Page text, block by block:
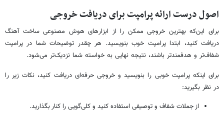
اصول درست ارائه پرامپت برای دریافت خروجی
برای این‌که بهترین خروجی ممکن را از ابزارهای هوش مصنوعی ساخت آهنگ
دریافت کنید، ابتدا پرامپت خوب بنویسید. هر چقدر توضیحات شما در پرامپت
شفاف‌تر و هدفمندتر باشند، نتیجه نهایی به خواسته شما نزدیک‌تر می‌شود.
برای اینکه پرامپت خوبی را بنویسید و خروجی حرفه‌ای دریافت کنید، نکات زیر را
در نظر بگیرید:
از جملات شفاف و توصیفی استفاده کنید و کلی‌گویی را کنار بگذارید.